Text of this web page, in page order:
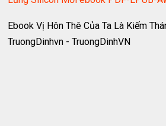
Ebook Vị Hôn Thê Của Ta Là Kiếm
TruongDinhvn - TruongDinhVN